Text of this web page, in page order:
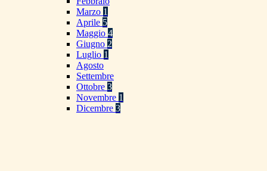
Marzo 1
Aprile 5
Maggio 4
Giugno 2
Luglio 1
Agosto
Settembre
Ottobre 3
Novembre 1
Dicembre 3